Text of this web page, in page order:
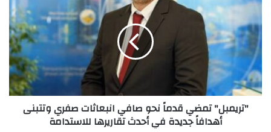
تمضي
قدماً
نحو
صافي
انبعاثات
صفري
وتتبنى
أهدافاً
جديدة"تريمبل" تمضي قدماً نحو صافي انبعاثات صفري وتتبنى
أهدافاً جديدة في أحدث تقاريرها للاستدامة